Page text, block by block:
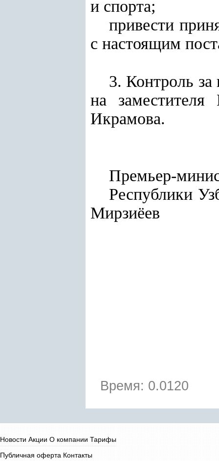
и спорта;
привести
с настоящим
3. Контроль за
на
Икрамова.
Премьер-
Мирзиёев
Время: 0.0120
Новости Акции О компании Тарифы
Публичная оферта Контакты